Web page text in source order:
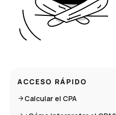
ACCESO RÁPIDO
Calcular el CPA